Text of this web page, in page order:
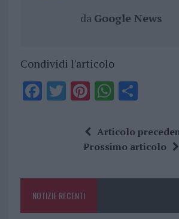
da Google News
Condividi l'articolo
F
o
k
T Pi
te
re
W
at
s
p
S
a
re
Articolo
Prossimo articolo
NOTIZIE RECENTI